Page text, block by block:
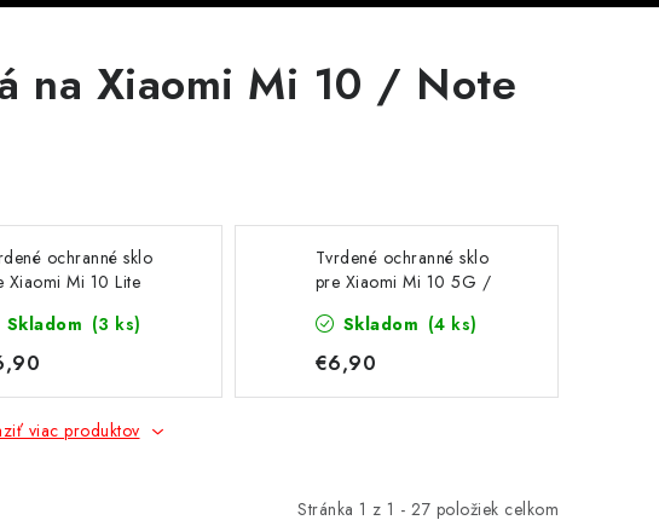
na Xiaomi Mi 10 / Note
ochranné sklo
Xiaomi Mi 10 Lite
Skladom (3 ks)
Tvrdené ochranné sklo
pre Xiaomi Mi 10 5G /
Skladom (4 ks)
€6,90
viac produktov
Stránka 1 z 1 - 27 položiek celkom